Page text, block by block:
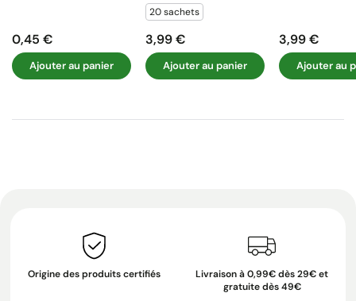
Prix
0,45 €
Ajouter au panier
20 sachets
Prix
3,99 €
Ajouter au panier
Prix
3,99 €
Ajouter au
Origine des produits certifiés
Livraison à 0,99€ dès 29€ et
gratuite dès 49€